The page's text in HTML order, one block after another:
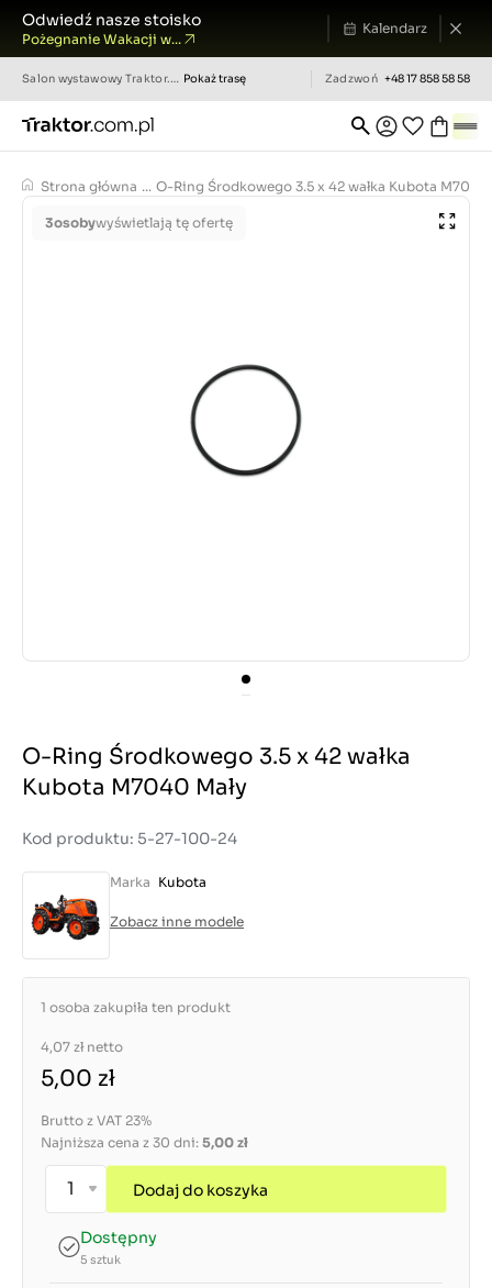
Odwiedź nasze stoisko
Pożegnanie Wakacji w...
Kalendarz
Salon wystawowy Traktor.com.pl Pokaż trasę Zadzwoń +48 17 858 58 58
Strona główna ... O-Ring Środkowego 3.5 x 42 wałka Kubota M7040
3osobywyświetlają tę ofertę
O-Ring Środkowego 3.5 x 42 wałka
Kubota M7040 Mały
Kod produktu: 5-27-100-24
Marka Kubota
Zobacz inne modele
1 osoba zakupiła ten produkt
4,07 zł netto
5,00 zł
Brutto z VAT 23%
Najniższa cena z 30 dni: 5,00 zł
Dodaj do koszyka
Dostępny
5 sztuk